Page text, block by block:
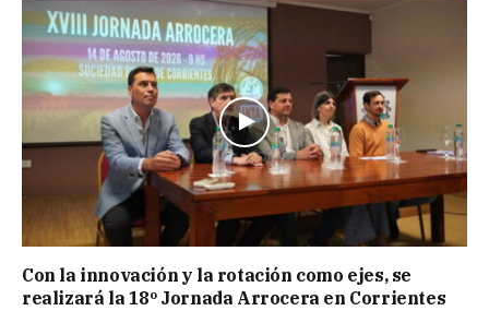
Con la innovación y la rotación como ejes, se
realizará la 18º Jornada Arrocera en Corrientes